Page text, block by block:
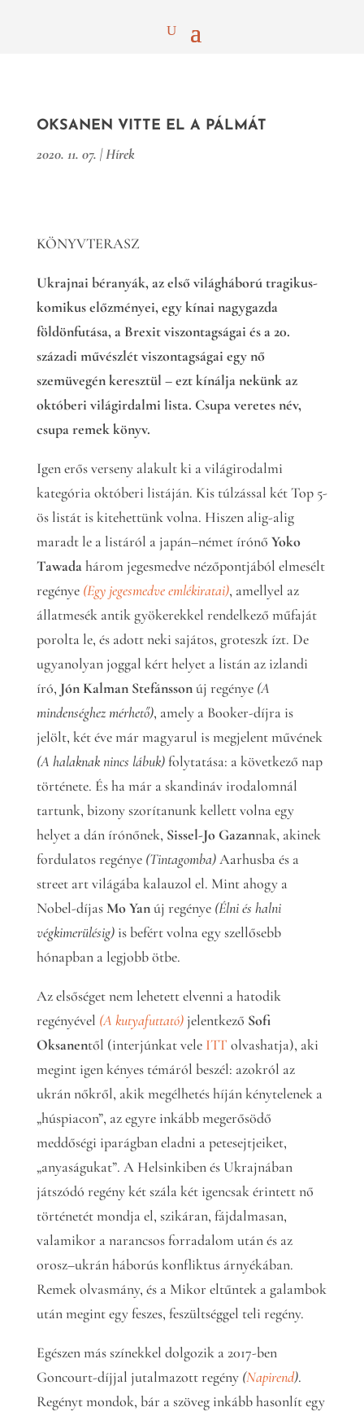
OKSANEN VITTE EL A PÁLMÁT
2020. 11. 07. |Hírek
KÖNYVTERASZ
Ukrajnai béranyák, az első világháború tragikus-
komikus előzményei, egy kínai nagygazda
földönfutása, a Brexit viszontagságai és a 20.
századi művészlét viszontagságai egy nő
szemüvegén keresztül – ezt kínálja nekünk az
októberi világirdalmi lista. Csupa veretes név,
csupa remek könyv.
Igen erős verseny alakult ki a világirodalmi
kategória októberi listáján. Kis túlzással két Top 5-
ös listát is kitehettünk volna. Hiszen alig-alig
maradt le a listáról a japán–német írónő Yoko
Tawadahárom jegesmedve nézőpontjából elmesélt
regénye (Egy jegesmedve emlékiratai), amellyel az
állatmesék antik gyökerekkel rendelkező műfaját
porolta le, és adott neki sajátos, groteszk ízt. De
ugyanolyan joggal kért helyet a listán az izlandi
író, Jón Kalman Stefánssonúj regénye (A
mindenséghez mérhető), amely a Booker-díjra is
jelölt, két éve már magyarul is megjelent művének
(A halaknak nincs lábuk)folytatása: a következő nap
története. És ha már a skandináv irodalomnál
tartunk, bizony szorítanunk kellett volna egy
helyet a dán írónőnek, Sissel-Jo Gazannak, akinek
fordulatos regénye (Tintagomba)Aarhusba és a
street art világába kalauzol el. Mint ahogy a
Nobel-díjasMo Yanúj regénye (Élni és halni
végkimerülésig)is befért volna egy szellősebb
hónapban a legjobb ötbe.
Az elsőséget nem lehetett elvenni a hatodik
regényével (A kutyafuttató)jelentkező Sofi
Oksanentől (interjúnkat vele ITT olvashatja), aki
megint igen kényes témáról beszél: azokról az
ukrán nőkről, akik megélhetés híján kénytelenek a
„húspiacon”, az egyre inkább megerősödő
meddőségi iparágban eladni a petesejtjeiket,
„anyaságukat”. A Helsinkiben és Ukrajnában
játszódó regény két szála két igencsak érintett nő
történetét mondja el, szikáran, fájdalmasan,
valamikor a narancsos forradalom után és az
orosz–ukrán háborús konfliktus árnyékában.
Remek olvasmány, és a Mikor eltűntek a galambok
után megint egy feszes, feszültséggel teli regény.
Egészen más színekkel dolgozik a 2017-ben
Goncourt-díjjal jutalmazott regény (Napirend).
Regényt mondok, bár a szöveg inkább hasonlít egy